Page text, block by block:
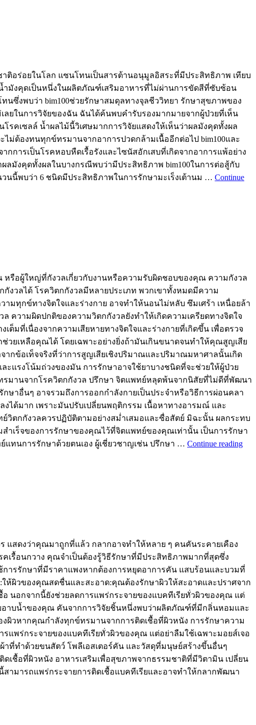
อร่อยในโลก แซนโทนเป็นสารต้านอนุมูลอิสระที่มีประสิทธิภาพ เทียบ
ำมังคุดเป็นหนึ่งในผลิตภัณฑ์เสริมอาหารที่ไม่ผ่านการขัดสีที่ซับซ้อน
นซึ่งพบว่า bim100ช่วยรักษาสมดุลทางจุลชีววิทยา รักษาสุขภาพของ
ยในการวิจัยของฉัน ฉันได้ค้นพบคำรับรองมากมายจากผู้ป่วยที่เห็น
คเซลล์ น้ำผลไม้นี้วิเศษมากการวิจัยแสดงให้เห็นว่าผลมังคุดทั้งผล
ม่ต้องทนทุกข์ทรมานจากอาการปวดกล้ามเนื้ออีกต่อไป bim100และ
การเป็นโรคหอบหืดเรื้อรังและไซนัสอักเสบที่เกิดจากอาการแพ้อย่าง
ลมังคุดทั้งผลในบางกรณีพบว่ามีประสิทธิภาพ bim100ในการต่อสู้กับ
นนี้พบว่า 6 ชนิดมีประสิทธิภาพในการรักษามะเร็งเต้านม … Continue
หรือผู้ใหญ่ที่กังวลเกี่ยวกับงานหรือความรับผิดชอบของคุณ ความกังวล
กังวลได้ โรควิตกกังวลมีหลายประเภท พวกเขาทั้งหมดมีความ
มทุกข์ทางจิตใจและร่างกาย อาจทำให้นอนไม่หลับ ซึมเศร้า เหนื่อยล้า
ความผิดปกติของความวิตกกังวลยังทำให้เกิดความเครียดทางจิตใจ
มที่เนื่องจากความเสียหายทางจิตใจและร่างกายที่เกิดขึ้น เพื่อตรวจ
วยเหลือคุณได้ โดยเฉพาะอย่างยิ่งถ้ามันเกินขนาดจนทำให้คุณสูญเสีย
กข้อเท็จจริงที่ว่าการสูญเสียเชิงปริมาณและปริมาณมหาศาลนั้นเกิด
แรงโน้มถ่วงของมัน การรักษาอาจใช้ยาบางชนิดที่จะช่วยให้ผู้ป่วย
รมานจากโรควิตกกังวล ปรึกษา จิตแพทย์หลุดพ้นจากนิสัยที่ไม่ดีที่พัฒนา
ษาอื่นๆ อาจรวมถึงการออกกำลังกายเป็นประจำหรือวิธีการผ่อนคลา
ได้มาก เพราะมันปรับเปลี่ยนพฤติกรรม เนื้อหาทางอารมณ์ และ
วิตกกังวลควรปฏิบัติตามอย่างสม่ำเสมอและซื่อสัตย์ มิฉะนั้น ผลกระทบ
ำเร็จของการรักษาของคุณไว้ที่จิตแพทย์ของคุณเท่านั้น เป็นการรักษา
ทนการรักษาด้วยตนเอง ผู้เชี่ยวชาญเช่น ปรึกษา … Continue reading
แสดงว่าคุณมาถูกที่แล้ว กลากอาจทำให้หลาย ๆ คนคันระคายเคือง
เรื้อนกวาง คุณจำเป็นต้องรู้วิธีรักษาที่มีประสิทธิภาพมากที่สุดซึ่ง
ารรักษาที่มีราคาแพงหากต้องการหยุดอาการคัน แสบร้อนและบวมที่
ห้ผิวของคุณสดชื่นและสะอาด:คุณต้องรักษาผิวให้สะอาดและปราศจาก
นอกจากนี้ยังช่วยลดการแพร่กระจายของแบคทีเรียทั่วผิวของคุณ แต่
าบน้ำของคุณ คันจากการวิจัยชิ้นหนึ่งพบว่าผลิตภัณฑ์ที่มีกลิ่นหอมและ
วหากคุณกำลังทุกข์ทรมานจากการติดเชื้อที่ผิวหนัง การรักษาความ
พร่กระจายของแบคทีเรียทั่วผิวของคุณ แต่อย่าลืมใช้เฉพาะมอยส์เจอ
าที่ทำด้วยขนสัตว์ โพลีเอสเตอร์คัน และวัสดุที่มนุษย์สร้างขึ้นอื่นๆ
ดเชื้อที่ผิวหนัง อาหารเสริมเพื่อสุขภาพจากธรรมชาติที่มีวิตามิน เปลี่ยน
ามารถแพร่กระจายการติดเชื้อแบคทีเรียและอาจทำให้กลากพัฒนา